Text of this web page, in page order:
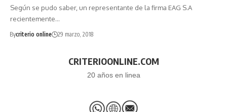
Según se pudo saber, un representante de la firma EAG S.A
recientemente…
Bycriterio online 29 marzo, 2018
CRITERIOONLINE.COM
20 años en linea